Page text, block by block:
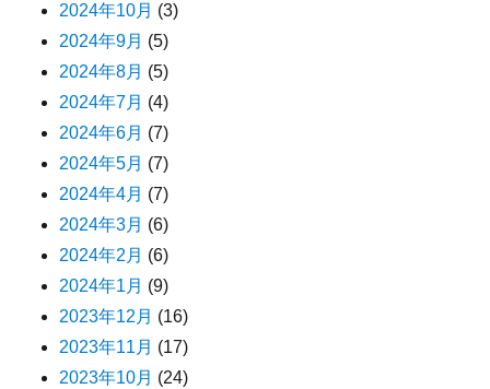
2024年10月 (3)
2024年9月 (5)
2024年8月 (5)
2024年7月 (4)
2024年6月 (7)
2024年5月 (7)
2024年4月 (7)
2024年3月 (6)
2024年2月 (6)
2024年1月 (9)
2023年12月 (16)
2023年11月 (17)
2023年10月 (24)